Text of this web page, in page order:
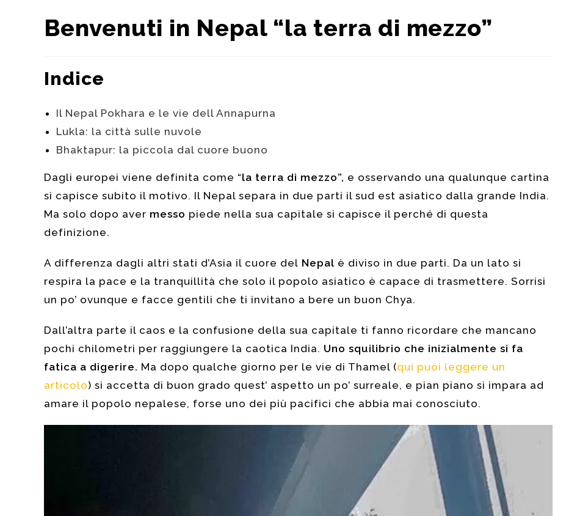
Benvenuti in Nepal “la terra di mezzo”
Indice
Il Nepal Pokhara e le vie dell Annapurna
Lukla: la città sulle nuvole
Bhaktapur: la piccola dal cuore buono
Dagli europei viene definita come “la terra di mezzo”, e osservando una qualunque cartina
si capisce subito il motivo. Il Nepal separa in due parti il sud est asiatico dalla grande India.
Ma solo dopo aver messo piede nella sua capitale si capisce il perché di questa
definizione.
A differenza dagli altri stati d’Asia il cuore del Nepal è diviso in due parti. Da un lato si
respira la pace e la tranquillità che solo il popolo asiatico è capace di trasmettere. Sorrisi
un po’ ovunque e facce gentili che ti invitano a bere un buon Chya.
Dall’altra parte il caos e la confusione della sua capitale ti fanno ricordare che mancano
pochi chilometri per raggiungere la caotica India. Uno squilibrio che inizialmente si fa
fatica a digerire. Ma dopo qualche giorno per le vie di Thamel (qui puoi leggere un
articolo) si accetta di buon grado quest’ aspetto un po’ surreale, e pian piano si impara ad
amare il popolo nepalese, forse uno dei più pacifici che abbia mai conosciuto.